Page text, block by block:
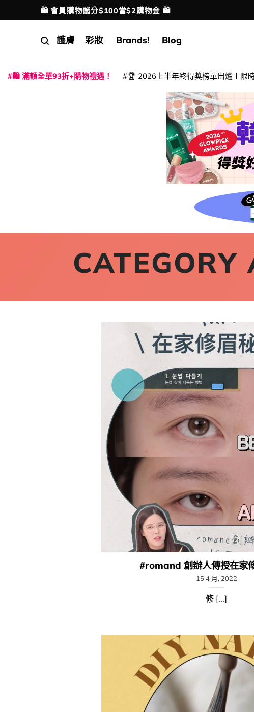
to
配送港澳
🛍️ 會員購物儲分$100當$2購物金 🛍️
護膚 彩妝 Brands! Blog
🛍️ 滿額全單93折+購物禮遇！ 🏆 2026上半年終得奬榜單出爐＋限
CATEGORY
#romand 創辦人傳授在家
15 4 月, 2022
修 [...]